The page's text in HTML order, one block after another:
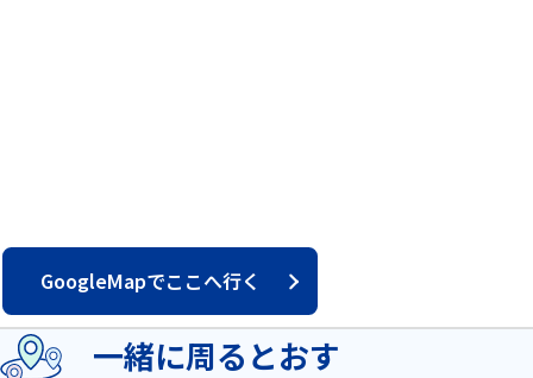
GoogleMapでここへ行く
一緒に周るとおす